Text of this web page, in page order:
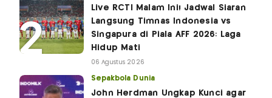
Live RCTI Malam Ini! Jadwal Siaran
Langsung Timnas Indonesia vs
Singapura di Piala AFF 2026: Laga
Hidup Mati
06 Agustus 2026
Sepakbola Dunia
John Herdman Ungkap Kunci agar